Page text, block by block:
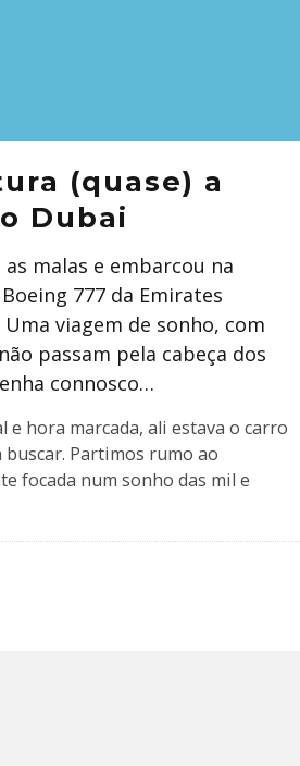
(quase) a
Dubai
malas e embarcou na
777 da Emirates
viagem de sonho, com
passam pela cabeça dos
connosco…
e hora marcada, ali estava o carro
Partimos rumo ao
focada num sonho das mil e